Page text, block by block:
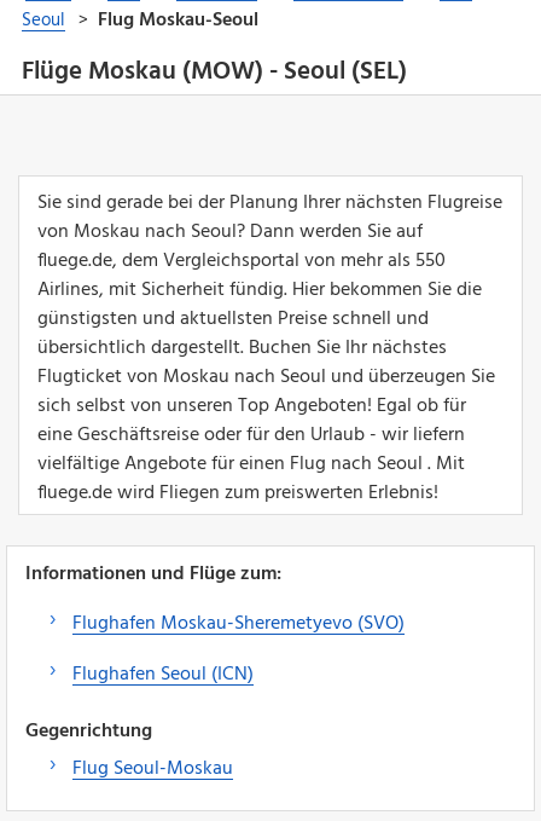
Flüge Moskau (MOW) - Seoul (SEL)
Sie sind gerade bei der Planung Ihrer nächsten Flugreise
von Moskau nach Seoul? Dann werden Sie auf
fluege.de, dem Vergleichsportal von mehr als 550
Airlines, mit Sicherheit fündig. Hier bekommen Sie die
günstigsten und aktuellsten Preise schnell und
übersichtlich dargestellt. Buchen Sie Ihr nächstes
Flugticket von Moskau nach Seoul und überzeugen Sie
sich selbst von unseren Top Angeboten! Egal ob für
eine Geschäftsreise oder für den Urlaub - wir liefern
vielfältige Angebote für einen Flug nach Seoul . Mit
fluege.de wird Fliegen zum preiswerten Erlebnis!
Informationen und Flüge zum:
Flughafen Moskau-Sheremetyevo (SVO)
Flughafen Seoul (ICN)
Gegenrichtung
Flug Seoul-Moskau